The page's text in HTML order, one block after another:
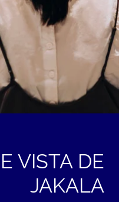
VISTA DE
JAKALA